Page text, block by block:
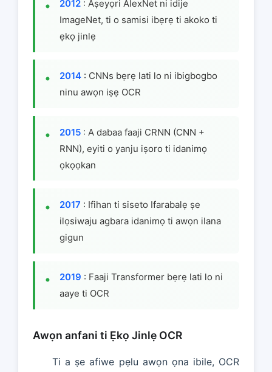
2012 : Aṣeyọri AlexNet ni idije
ImageNet, ti o samisi ibẹrẹ ti akoko ti
ẹkọ jinlẹ
2014 : CNNs bẹrẹ lati lo ni ibigbogbo
ninu awọn iṣẹ OCR
2015 : A dabaa faaji CRNN (CNN +
RNN), eyiti o yanju iṣoro ti idanimọ
ọkọọkan
2017 : Ifihan ti siseto Ifarabalẹ ṣe
ilọsiwaju agbara idanimọ ti awọn ilana
gigun
2019 : Faaji Transformer bẹrẹ lati lo ni
aaye ti OCR
Awọn anfani ti Ẹkọ Jinlẹ OCR
Ti a ṣe afiwe pẹlu awọn ọna ibile, OCR